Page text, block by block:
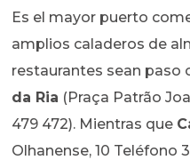
Es el mayor puerto
amplios caladeros de
restaurantes sean paso
da Ria (Praça Patrão
479 472). Mientras que
Olhanense, 10 Teléfono